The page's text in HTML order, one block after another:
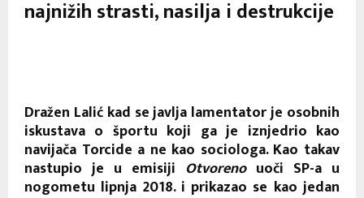
najnižih strasti, nasilja i destrukcije
Dražen Lalić kad se javlja lamentator je osobnih
iskustava o športu koji ga je iznjedrio kao
navijača Torcide a ne kao sociologa. Kao takav
nastupio je u emisiji Otvorenouoči SP-a u
nogometu lipnja 2018. i prikazao se kao jedan